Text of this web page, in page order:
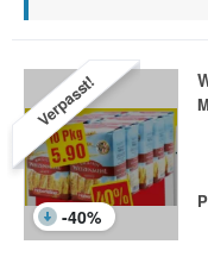
Verpasst!
-40%